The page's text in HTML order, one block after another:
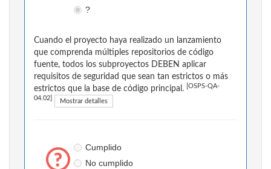
?
Cuando el proyecto haya realizado un lanzamiento
que comprenda múltiples repositorios de código
fuente, todos los subproyectos DEBEN aplicar
requisitos de seguridad que sean tan estrictos o más
estrictos que la base de código principal.
[OSPS-QA-
04.02] Mostrar detalles
Cumplido
No cumplido